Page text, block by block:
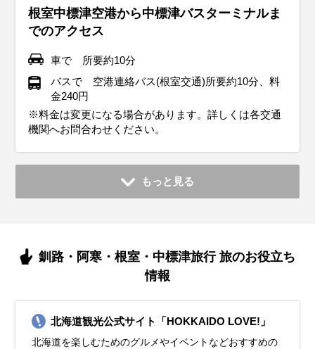
根室中標津空港から中標津バスターミナルま
でのアクセス
車で 所要約10分
バスで 空港連絡バス(根室交通)所要約10分、料
金240円
※料金は変更になる場合があります。詳しくは各交通
機関へお問合わせください。
もっと見る
釧路・阿寒・根室・中標津旅行 旅のお役立ち
情報
北海道観光公式サイト「HOKKAIDO LOVE!」
北海道を楽しむためのグルメやイベントなどおすすめの